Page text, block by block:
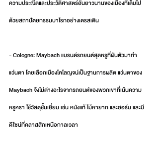
ความประณีตและประวัติศาสตร์อันยาวนานของเมืองที่เต็มไป
ด้วยสถาปัตยกรรมบาโรกอย่างเดรสเดิน
- Cologne: Maybach แบรนด์รถยนต์สุดหรูที่ผันตัวมาทำ
แว่นตา โดยเลือกเมืองโคโลญจน์เป็นฐานการผลิต แว่นตาของ
Maybach จึงไม่ต่างอะไรจากรถยนต์ของพวกเขาที่เน้นความ
หรูหรา ใช้วัสดุชั้นเยี่ยม เช่น หนังแท้ ไม้หายาก และฮอร์น และมี
ดีไซน์ที่คลาสสิกเหนือกาลเวลา